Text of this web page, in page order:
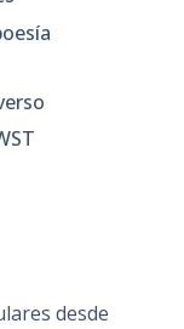
desde